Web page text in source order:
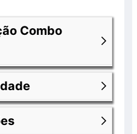
Combo
fazem parte de
se com 30%
Os valores
você